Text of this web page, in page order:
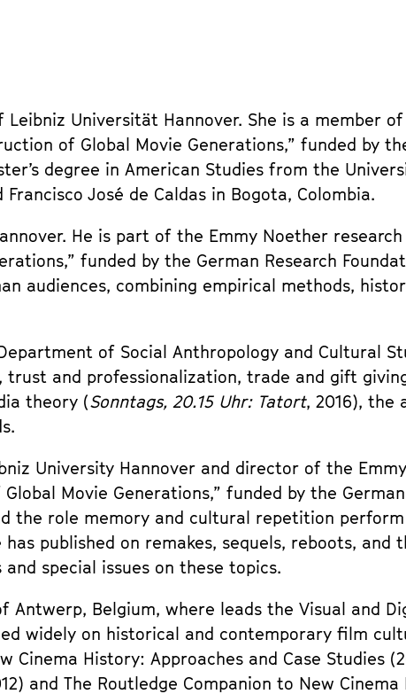
Universität Hannover. She is a member
of Global Movie Generations,” funded by
degree in American Studies from the
José de Caldas in Bogota, Colombia.
He is part of the Emmy Noether research
funded by the German Research
audiences, combining empirical methods,
of Social Anthropology and Cultural
and professionalization, trade and gift
theory (Sonntags, 20.15 Uhr: Tatort, 2016), the
University Hannover and director of the
Movie Generations,” funded by the
the role memory and cultural repetition
published on remakes, sequels, reboots, and
special issues on these topics.
Belgium, where leads the Visual and
widely on historical and contemporary film
History: Approaches and Case Studies
and The Routledge Companion to New Cinema